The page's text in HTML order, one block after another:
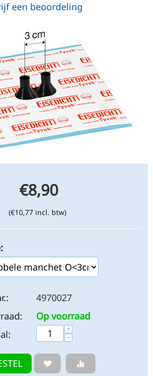
een beoordeling
€8,90
(€10,77 incl. btw)
4970027
Op voorraad
+
−